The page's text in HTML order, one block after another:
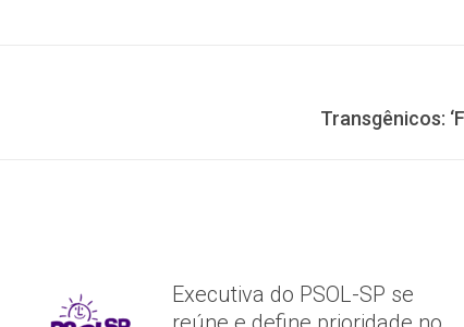
PróximoTransgênicos:
Executiva do PSOL-SP se